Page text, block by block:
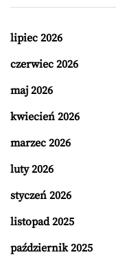
lipiec 2026
czerwiec 2026
maj 2026
kwiecień 2026
marzec 2026
luty 2026
styczeń 2026
listopad 2025
październik 2025